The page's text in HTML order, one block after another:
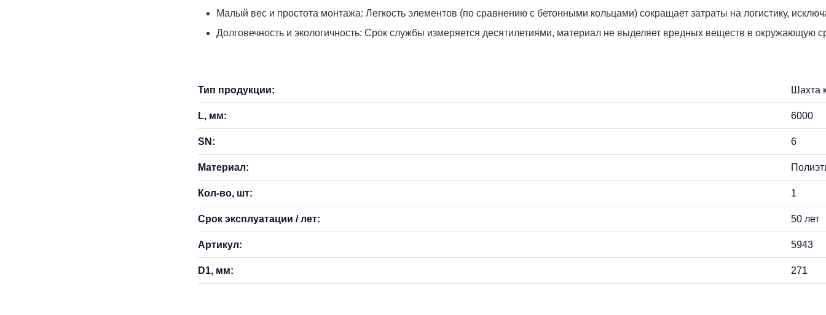
Малый вес и простота монтажа: Легкость элементов (по сравнению с бетонными кольцами) сокращает затраты на логистику,
Долговечность и экологичность: Срок службы измеряется десятилетиями, материал не выделяет вредных веществ в окружающую
Тип продукции: Шахта
L, мм: 6000
SN: 6
Материал:
Кол-во, шт: 1
Срок эксплуатации / лет: 50 лет
Артикул: 5943
D1, мм: 271